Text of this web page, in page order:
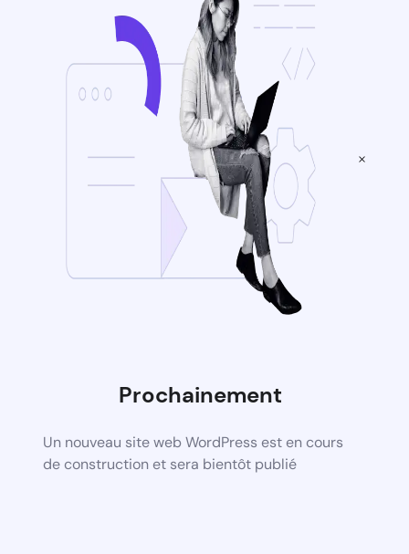
Prochainement
Un nouveau site web WordPress est en cours
de construction et sera bientôt publié
×